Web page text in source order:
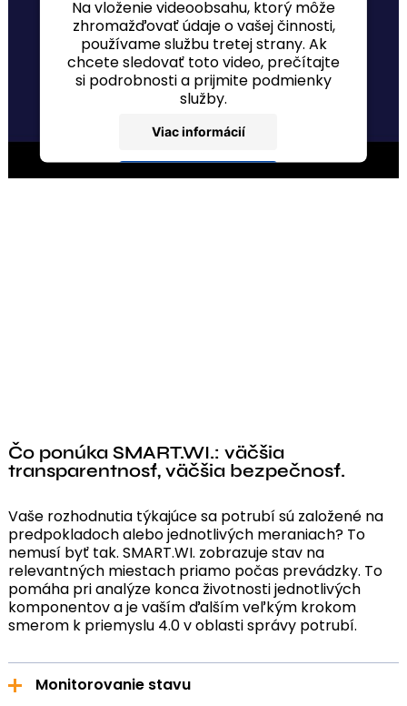
Na vloženie videoobsahu, ktorý môže
zhromažďovať údaje o vašej činnosti,
používame službu tretej strany. Ak
chcete sledovať toto video, prečítajte
si podrobnosti a prijmite podmienky
služby.
Viac informácií
Prijať
Čo ponúka SMART.WI.: väčšia
transparentnosť, väčšia bezpečnosť.
Vaše rozhodnutia týkajúce sa potrubí sú založené na
predpokladoch alebo jednotlivých meraniach? To
nemusí byť tak. SMART.WI. zobrazuje stav na
relevantných miestach priamo počas prevádzky. To
pomáha pri analýze konca životnosti jednotlivých
komponentov a je vaším ďalším veľkým krokom
smerom k priemyslu 4.0 v oblasti správy potrubí.
Monitorovanie stavu